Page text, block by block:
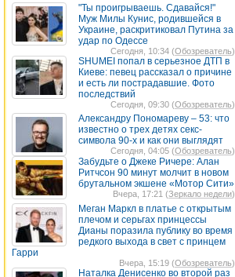
"Ты проигрываешь. Сдавайся!"
Муж Милы Кунис, родившейся в
Украине, раскритиковал Путина за
удар по Одессе
Сегодня, 10:34 (Обозреватель)
SHUMEI попал в серьезное ДТП в
Киеве: певец рассказал о причине
и есть ли пострадавшие. Фото
последствий
Сегодня, 09:30 (Обозреватель)
Александру Пономареву – 53: что
известно о трех детях секс-
символа 90-х и как они выглядят
Сегодня, 04:05 (Обозреватель)
Забудьте о Джеке Ричере: Алан
Ритчсон 90 минут молчит в новом
брутальном экшене «Мотор Сити»
Вчера, 17:21 (Зеркало недели)
Меган Маркл в платье с открытым
плечом и серьгах принцессы
Дианы поразила публику во время
редкого выхода в свет с принцем
Гарри
Вчера, 15:19 (Обозреватель)
Наталка Денисенко во второй раз